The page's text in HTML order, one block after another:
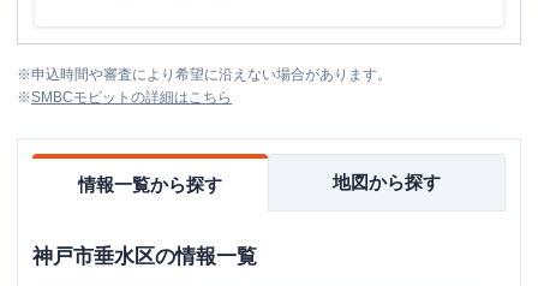
※申込時間や審査により希望に沿えない場合があります。
※SMBCモビット の詳細はこちら
情報一覧から探す 地図から探す
神戸市垂水区の情報一覧